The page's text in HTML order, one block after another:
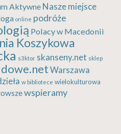
Aktywne Nasze miejsce
online podróże
Polacy w Macedonii
Koszykowa
s3ktor skanseny.net sklep
Warszawa
w bibliotece wielokulturowa
wspieramy